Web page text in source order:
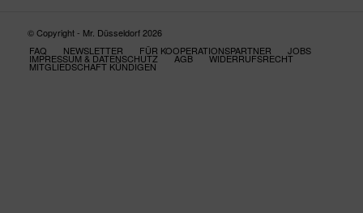
© Copyright - Mr. Düsseldorf 2026
FAQ
NEWSLETTER FÜR KOOPERATIONSPARTNER JOBS
IMPRESSUM & DATENSCHUTZ AGB WIDERRUFSRECHT
MITGLIEDSCHAFT KÜNDIGEN